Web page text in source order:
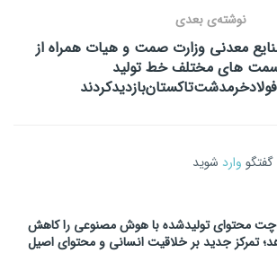
نوشته‌ی بعدی
‌معدنی ‌وزارت ‌صمت ‌و ‌هیات ‌همراه ‌از
‌های ‌مختلف ‌خط ‌تولید‌
وارد شوید
محتوای تولیدشده با هوش مصنوعی را کاهش
تمرکز جدید بر خلاقیت انسانی و محتوای اصیل